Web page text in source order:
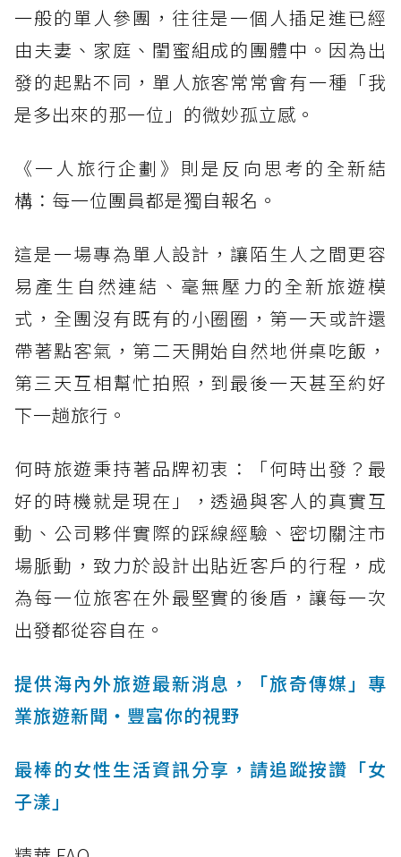
一般的單人參團，往往是一個人插足進已經
由夫妻、家庭、閨蜜組成的團體中。因為出
發的起點不同，單人旅客常常會有一種「我
是多出來的那一位」的微妙孤立感。
《一人旅行企劃》則是反向思考的全新結
構：每一位團員都是獨自報名。
這是一場專為單人設計，讓陌生人之間更容
易產生自然連結、毫無壓力的全新旅遊模
式，全團沒有既有的小圈圈，第一天或許還
帶著點客氣，第二天開始自然地併桌吃飯，
第三天互相幫忙拍照，到最後一天甚至約好
下一趟旅行。
何時旅遊秉持著品牌初衷：「何時出發？最
好的時機就是現在」，透過與客人的真實互
動、公司夥伴實際的踩線經驗、密切關注市
場脈動，致力於設計出貼近客戶的行程，成
為每一位旅客在外最堅實的後盾，讓每一次
出發都從容自在。
提供海內外旅遊最新消息，「旅奇傳媒」專
業旅遊新聞‧豐富你的視野
最棒的女性生活資訊分享，請追蹤按讚「女
子漾」